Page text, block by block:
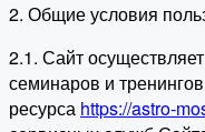
2. Общие условия
2.1. Сайт
семинаров и
ресурса https://astro-